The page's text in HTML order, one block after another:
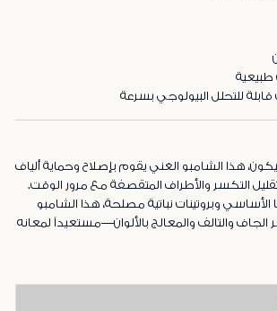
هذا الشامبو الغني يقوم بإصلاح وحماية ألياف
التكسر والأطراف المتقصفة مع مرور الوقت.
الأساسي وبروتينات نباتية مصلحة، هذا الشامبو
والتالف والمعالج بالألوان—مستعيداً لمعانه